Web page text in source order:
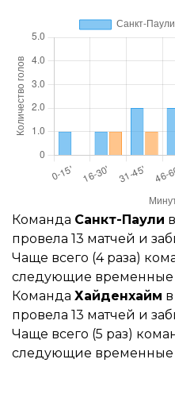
Команда Санкт-Паули
провела 13 матчей и
Чаще всего (4 раза)
следующие временные
Команда Хайденхайм
провела 13 матчей и
Чаще всего (5 раз)
следующие временные